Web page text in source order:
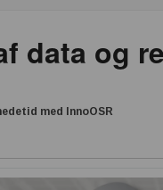
data og
med InnoOSR